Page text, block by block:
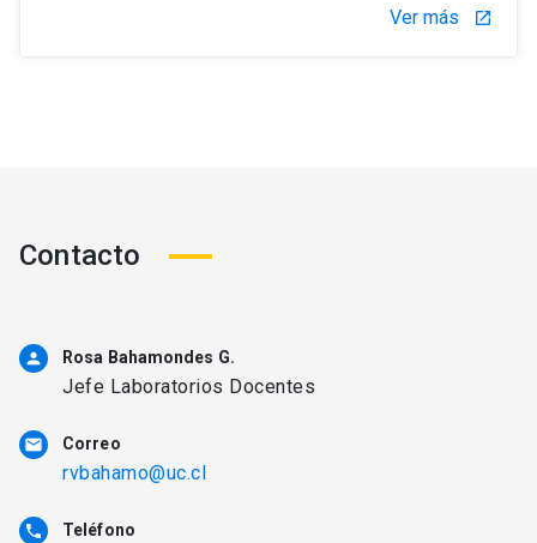
Ver más launch
Contacto
person Rosa Bahamondes G.
Jefe Laboratorios Docentes
email Correo
rvbahamo@uc.cl
phone Teléfono